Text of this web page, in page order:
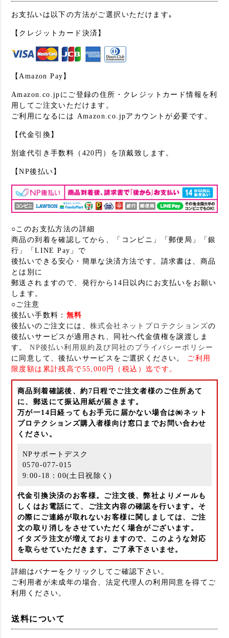
お支払いは以下の方法がご選択いただけます｡
【クレジットカード決済】
【Amazon Pay】
Amazon.co.jpにご登録の住所・クレジットカード情報を利
用してご注文いただけます。
ご利用になるには Amazon.co.jpアカウントが必要です。
【代金引換】
別途代引き手数料（420円）を頂戴致します。
【NP後払い】
○このお支払方法の詳細
商品の到着を確認してから、「コンビニ」「郵便局」「銀
行」「LINE Pay」で
後払いできる安心・簡単な決済方法です。請求書は、商品
とは別に
郵送されますので、発行から14日以内にお支払いをお願い
します。
○ご注意
後払い手数料： 無料
後払いのご注文には、 株式会社ネットプロテクションズの
後払いサービスが適用され、同社へ代金債権を譲渡しま
す。NP後払い利用規約及び同社のプライバシーポリシー
に同意して、後払いサービスをご選択ください。 ご利用
限度額は累計残高で55,000円（税込）迄です。
商品到着確認後、約7日程でご注文者様のご住所あて
に、郵送にて振込用紙が届きます。
万が一14日経ってもお手元に届かない場合は㈱ネット
プロテクションズ購入者様向け窓口までお問い合わせ
ください。
NPサポートデスク
0570-077-015
9:00-18：00(土日祝除く)
代金引換決済のお客様。ご注文後、弊社よりメールも
しくはお電話にて、ご注文内容の確認を行います。そ
の際にご連絡が取れないお客様に関しましては、ご注
文の取り消しをさせていただく場合がございます。
イタズラ注文が増えておりますので、このような対応
を取らせていただきます。ご了承下さいませ。
詳細はバナーをクリックしてご確認下さい。
ご利用者が未成年の場合、法定代理人の利用同意を得てご
利用ください。
送料について